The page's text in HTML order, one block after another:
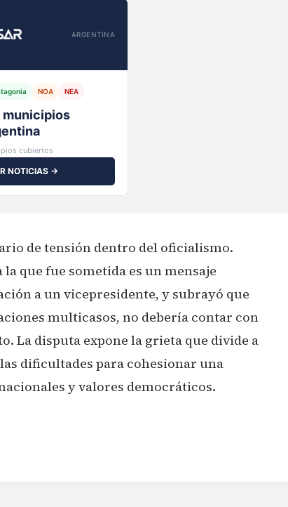
ARGENTINA
NOA NEA
cubiertos
NOTICIAS →
de tensión dentro del oficialismo.
que fue sometida es un mensaje
a un vicepresidente, y subrayó que
multicasos, no debería contar con
La disputa expone la grieta que divide a
dificultades para cohesionar una
y valores democráticos.